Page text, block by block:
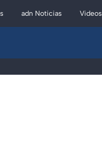
adn Noticias Videos